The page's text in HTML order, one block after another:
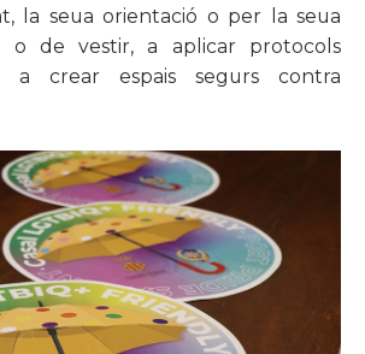
la seua orientació o per la seua
o de vestir, a aplicar protocols
a crear espais segurs contra